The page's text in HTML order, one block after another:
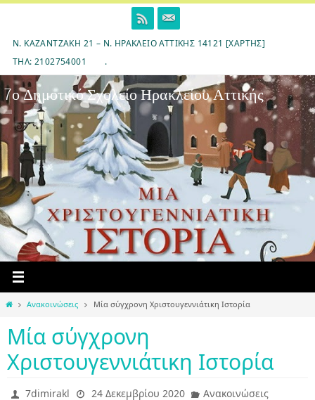
content
Ν. ΚΑΖΑΝΤΖΆΚΗ 21 – Ν. ΗΡΆΚΛΕΙΟ ΑΤΤΙΚΉΣ 14121 [ΧΆΡΤΗΣ]
ΤΗΛ: 2102754001
.
7ο Δημοτικό Σχολείο Ηρακλείου Αττικής
HomeΑνακοινώσεις Μία σύγχρονη Χριστουγεννιάτικη Ιστορία
Μία σύγχρονη
Χριστουγεννιάτικη Ιστορία
7dimirakl 24 Δεκεμβρίου 2020 Ανακοινώσεις